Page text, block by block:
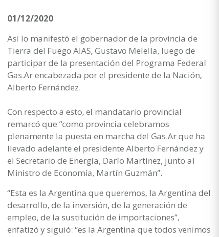
01/12/2020
Así lo manifestó el gobernador de la provincia de
Tierra del Fuego AIAS, Gustavo Melella, luego de
participar de la presentación del Programa Federal
Gas.Ar encabezada por el presidente de la Nación,
Alberto Fernández.
Con respecto a esto, el mandatario provincial
remarcó que “como provincia celebramos
plenamente la puesta en marcha del Gas.Ar que ha
llevado adelante el presidente Alberto Fernández y
el Secretario de Energía, Darío Martínez, junto al
Ministro de Economía, Martín Guzmán”.
“Esta es la Argentina que queremos, la Argentina del
desarrollo, de la inversión, de la generación de
empleo, de la sustitución de importaciones”,
enfatizó y siguió: “es la Argentina que todos venimos